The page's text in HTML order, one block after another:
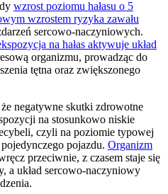
wzrost poziomu hałasu o 5
wzrostem ryzyka zawału
sercowo-naczyniowych.
na hałas aktywuje układ
organizmu, prowadząc do
tętna oraz zwiększonego
negatywne skutki zdrowotne
na stosunkowo niskie
czyli na poziomie typowej
pojazdu. Organizm
przeciwnie, z czasem staje się
a układ sercowo-naczyniowy